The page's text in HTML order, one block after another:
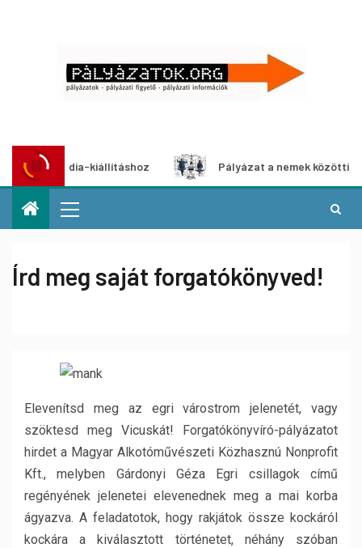
kiállításhoz Pályázat a nemek közötti
Írd meg saját forgatókönyved!
Elevenítsd meg az egri várostrom jelenetét, vagy
szöktesd meg Vicuskát!
Forgatókönyvíró-pályázatot
hirdet a Magyar Alkotóművészeti Közhasznú Nonprofit
Kft., melyben Gárdonyi Géza Egri csillagok című
regényének jelenetei elevenednek meg a mai korba
ágyazva. A feladatotok, hogy rakjátok össze kockáról
kockára a kiválasztott történetet, néhány szóban